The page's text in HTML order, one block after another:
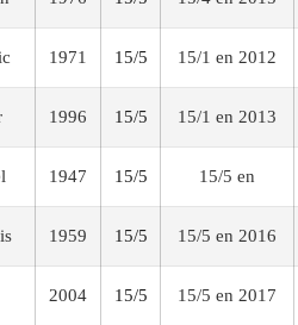
1971 15/5 15/1 en 2012
1996 15/5 15/1 en 2013
1947 15/5 15/5 en
1959 15/5 15/5 en 2016
2004 15/5 15/5 en 2017